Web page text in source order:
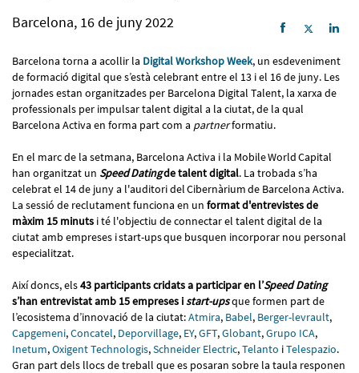
Barcelona, 16 de juny 2022
Barcelona torna a acollir la Digital Workshop Week, un esdeveniment
de formació digital que s’està celebrant entre el 13 i el 16 de juny. Les
jornades estan organitzades per Barcelona Digital Talent, la xarxa de
professionals per impulsar talent digital a la ciutat, de la qual
Barcelona Activa en forma part com a partnerformatiu.
En el marc de la setmana, Barcelona Activa i la Mobile World Capital
han organitzat un Speed Datingde talent digital. La trobada s’ha
celebrat el 14 de juny a l'auditori del Cibernàrium de Barcelona Activa.
La sessió de reclutament funciona en un format d'entrevistes de
màxim 15 minuts i té l'objectiu de connectar el talent digital de la
ciutat amb empreses i start-ups que busquen incorporar nou personal
especialitzat.
Així doncs, els43 participants cridats a participar en l’Speed Dating
s’han entrevistat amb 15 empreses istart-upsque formen part de
l’ecosistema d’innovació de la ciutat:Atmira, Babel, Berger-levrault,
Capgemeni,Concatel, Deporvillage, EY,GFT,Globant,Grupo ICA,
Inetum,Oxigent Technologis,Schneider Electric,Telanto iTelespazio.
Gran part dels llocs de treball que es posaran sobre la taula responen